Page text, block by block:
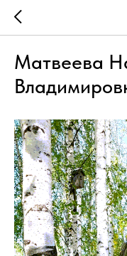
Матвеева